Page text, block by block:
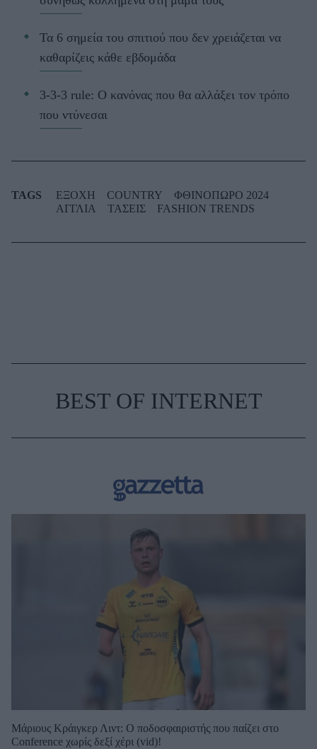
Τα 6 σημεία του σπιτιού που δεν χρειάζεται να
καθαρίζεις κάθε εβδομάδα
3-3-3 rule: Ο κανόνας που θα αλλάξει τον τρόπο
που ντύνεσαι
TAGS ΕΞΟΧΗ COUNTRY
ΦΘΙΝΟΠΩΡΟ 2024
ΑΓΓΛΙΑ
ΤΑΣΕΙΣ FASHION TRENDS
BEST OF INTERNET
Μάριους Κράιγκερ Λιντ: Ο ποδοσφαιριστής που παίζει στο
Conference χωρίς δεξί χέρι (vid)!